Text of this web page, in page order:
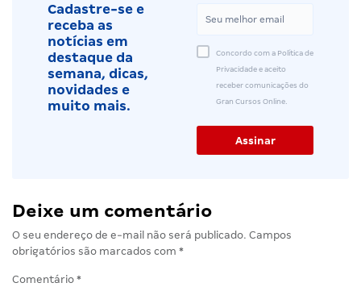
Cadastre-se e
receba as
notícias em
destaque da
semana, dicas,
novidades e
muito mais.
Concordo com a Política de
Privacidade e aceito
receber comunicações do
Gran Cursos Online.
Deixe um comentário
O seu endereço de e-mail não será publicado. Campos
obrigatórios são marcados com *
Comentário *